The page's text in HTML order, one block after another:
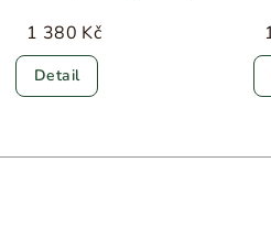
1 380 Kč
Detail